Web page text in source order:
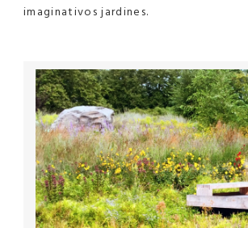
imaginativos jardines.